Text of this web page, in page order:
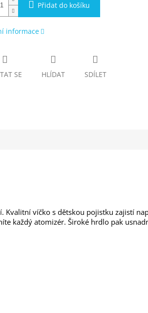
Přidat do košíku
informace
SE HLÍDAT SDÍLET
Kvalitní víčko s dětskou pojistku zajistí
každý atomizér. Široké hrdlo pak